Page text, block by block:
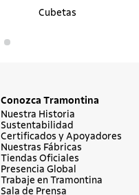
Cubetas
Conozca Tramontina
Nuestra Historia
Sustentabilidad
Certificados y Apoyadores
Nuestras Fábricas
Tiendas Oficiales
Presencia Global
Trabaje en Tramontina
Sala de Prensa